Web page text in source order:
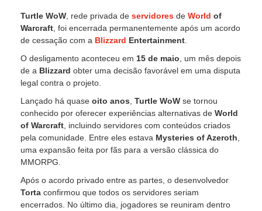
Turtle WoW , rede privada de servidores de World of
Warcraft , foi encerrada permanentemente após um acordo
de cessação com a Blizzard Entertainment
O desligamento aconteceu em 15 de maio , um mês depois
de a Blizzard obter uma decisão favorável em uma disputa
legal contra o projeto.
Lançado há quase oito anos Turtle WoW se tornou
conhecido por oferecer experiências alternativas de World
of Warcraft , incluindo servidores com conteúdos criados
pela comunidade. Entre eles estava Mysteries of Azeroth
uma expansão feita por fãs para a versão clássica do
MMORPG.
Após o acordo privado entre as partes, o desenvolvedor
Torta confirmou que todos os servidores seriam
encerrados. No último dia, jogadores se reuniram dentro